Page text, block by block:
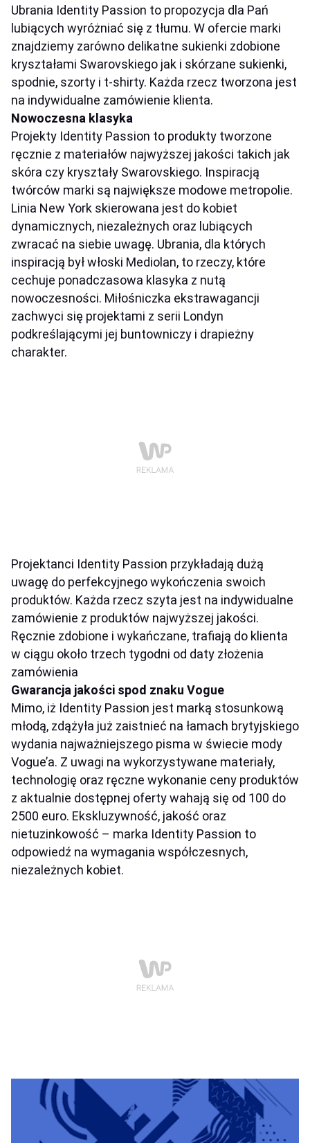
Ubrania Identity Passion to propozycja dla Pań
lubiących wyróżniać się z tłumu. W ofercie marki
znajdziemy zarówno delikatne sukienki zdobione
kryształami Swarovskiego jak i skórzane sukienki,
spodnie, szorty i t-shirty. Każda rzecz tworzona jest
na indywidualne zamówienie klienta.
Nowoczesna klasyka
Projekty Identity Passion to produkty tworzone
ręcznie z materiałów najwyższej jakości takich jak
skóra czy kryształy Swarovskiego. Inspiracją
twórców marki są największe modowe metropolie.
Linia New York skierowana jest do kobiet
dynamicznych, niezależnych oraz lubiących
zwracać na siebie uwagę. Ubrania, dla których
inspiracją był włoski Mediolan, to rzeczy, które
cechuje ponadczasowa klasyka z nutą
nowoczesności. Miłośniczka ekstrawagancji
zachwyci się projektami z serii Londyn
podkreślającymi jej buntowniczy i drapieżny
charakter.
Projektanci Identity Passion przykładają dużą
uwagę do perfekcyjnego wykończenia swoich
produktów. Każda rzecz szyta jest na indywidualne
zamówienie z produktów najwyższej jakości.
Ręcznie zdobione i wykańczane, trafiają do klienta
w ciągu około trzech tygodni od daty złożenia
zamówienia
Gwarancja jakości spod znaku Vogue
Mimo, iż Identity Passion jest marką stosunkową
młodą, zdążyła już zaistnieć na łamach brytyjskiego
wydania najważniejszego pisma w świecie mody
Vogue’a. Z uwagi na wykorzystywane materiały,
technologię oraz ręczne wykonanie ceny produktów
z aktualnie dostępnej oferty wahają się od 100 do
2500 euro. Ekskluzywność, jakość oraz
nietuzinkowość – marka Identity Passion to
odpowiedź na wymagania współczesnych,
niezależnych kobiet.